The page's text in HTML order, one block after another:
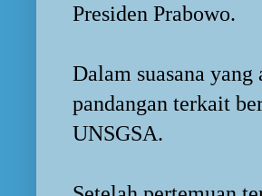
Presiden Prabowo.
Dalam suasana
pandangan terkait
UNSGSA.